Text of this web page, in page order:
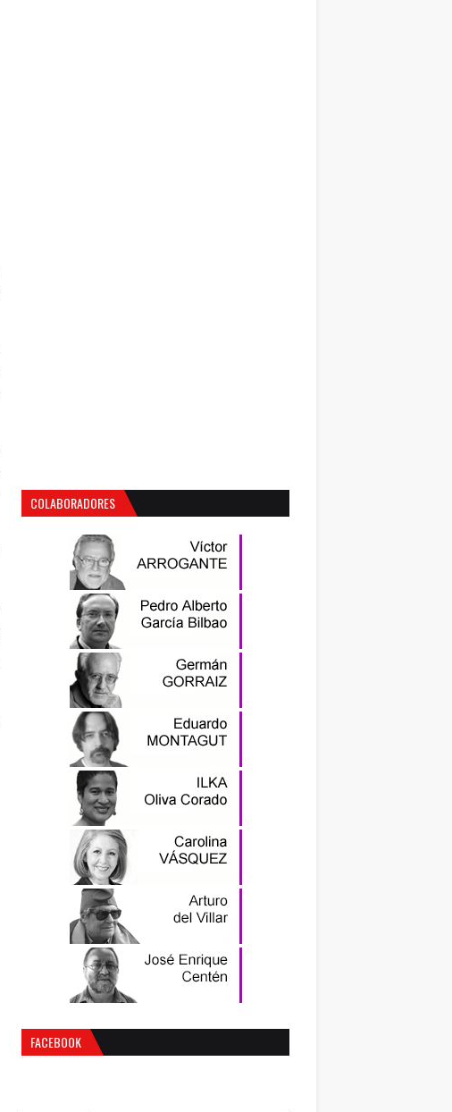
COLABORADORES
FACEBOOK